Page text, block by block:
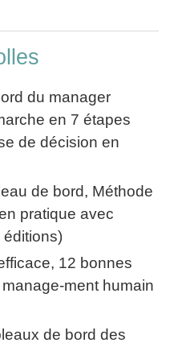
du manager
en 7 étapes
de décision en
de bord, Méthode
pratique avec
éditions)
12 bonnes
ment humain
de bord des